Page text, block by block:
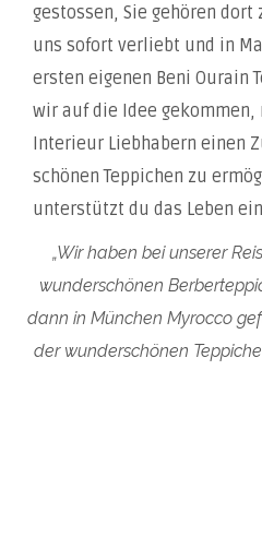
gestossen, Sie gehören dort
uns sofort verliebt und in
ersten eigenen Beni Ourain
wir auf die Idee
Interieur Liebhabern einen
schönen Teppichen zu
unterstützt du das Leben
„Wir haben bei unserer
wunderschönen
dann in München Myrocco
der wunderschönen